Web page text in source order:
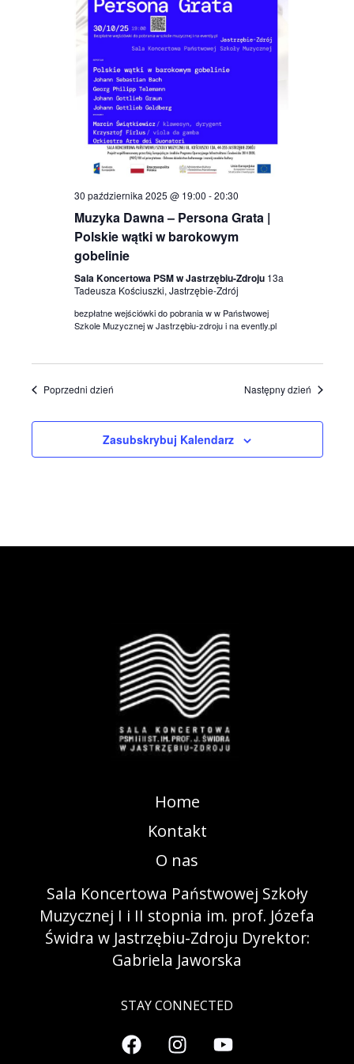
30 października 2025 @ 19:00 -20:30
Muzyka Dawna – Persona Grata |
Polskie wątki w barokowym
gobelinie
Sala Koncertowa PSM w Jastrzębiu-Zdroju 13a
Tadeusza Kościuszki, Jastrzębie-Zdrój
bezpłatne wejściówki do pobrania w w Państwowej
Szkole Muzycznej w Jastrzębiu-zdroju i na evently.pl
Poprzedni dzień Następny dzień
Zasubskrybuj Kalendarz
Home
Kontakt
O nas
Sala Koncertowa Państwowej Szkoły
Muzycznej I i II stopnia im. prof. Józefa
Świdra w Jastrzębiu-Zdroju Dyrektor:
Gabriela Jaworska
STAY CONNECTED